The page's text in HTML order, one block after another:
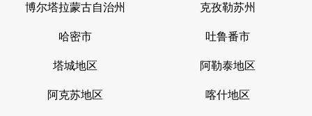
博尔塔拉蒙古自治州 克孜勒苏州
哈密市 吐鲁番市
塔城地区 阿勒泰地区
阿克苏地区 喀什地区